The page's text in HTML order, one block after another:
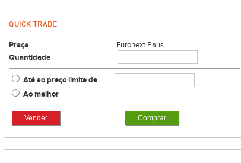
QUICK TRADE
Praça
Euronext Paris
Quantidade
Até ao preço limite de
Ao melhor
Vender Comprar